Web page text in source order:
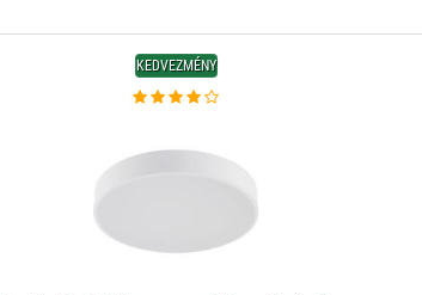
KEDVEZMÉNY